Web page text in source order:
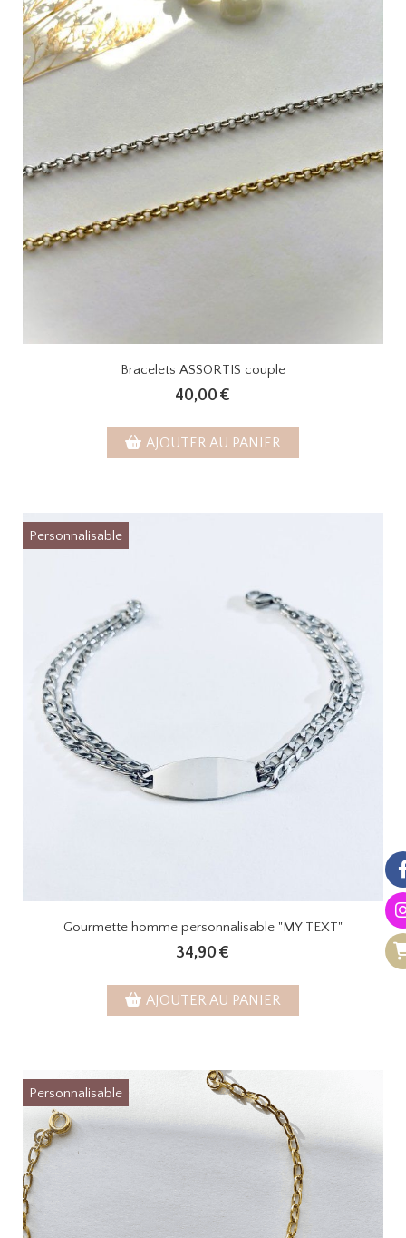
Bracelets ASSORTIS couple
40,00 €
AJOUTER AU PANIER
Personnalisable
Gourmette homme personnalisable "MY TEXT"
34,90 €
AJOUTER AU PANIER
Personnalisable